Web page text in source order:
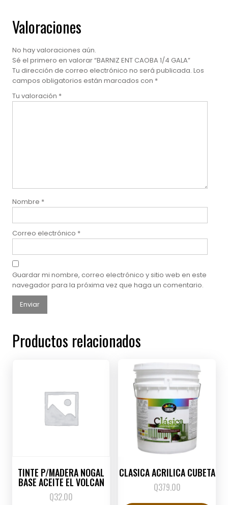
Valoraciones
No hay valoraciones aún.
Sé el primero en valorar “BARNIZ ENT CAOBA 1/4 GALA”
Tu dirección de correo electrónico no será publicada. Los
campos obligatorios están marcados con *
Tu valoración *
Nombre *
Correo electrónico *
Guardar mi nombre, correo electrónico y sitio web en este
navegador para la próxima vez que haga un comentario.
Productos relacionados
TINTE P/MADERA NOGAL
BASE ACEITE EL VOLCAN
Q32.00
CLASICA ACRILICA CUBETA
Q379.00